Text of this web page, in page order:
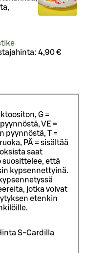
4,90 €
G =
VE =
pyynnöstä, T =
PÄ = sisältää
saat
suosittelee, että
kypsennettyinä.
jotka voivat
etenkin
S-Cardilla